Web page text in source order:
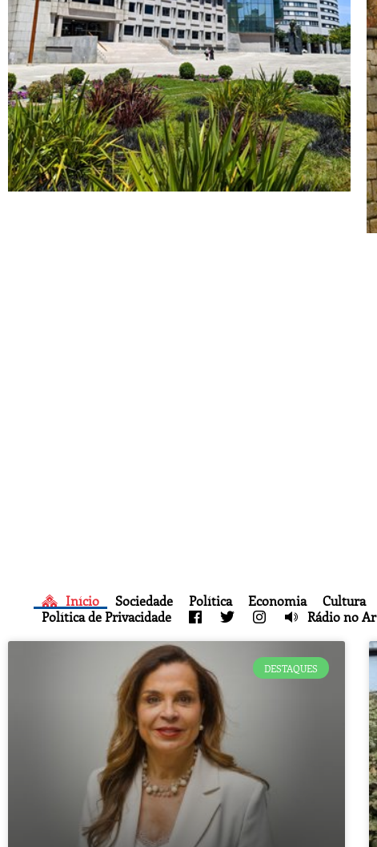
Início Sociedade Política Economia Cultura
Política de Privacidade
Rádio no Ar
DESTAQUES